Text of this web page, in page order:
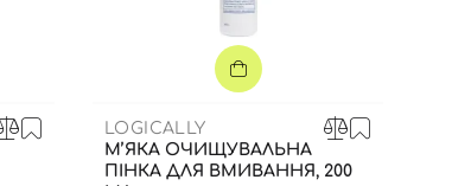
LOGICALLY
М’ЯКА ОЧИЩУВАЛЬНА
ПІНКА ДЛЯ ВМИВАННЯ, 200